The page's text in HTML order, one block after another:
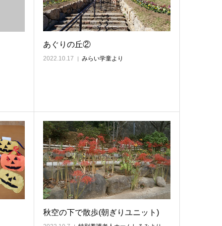
あぐりの丘②
2022.10.17 みらい学童より
秋空の下で散歩(朝ぎりユニット)